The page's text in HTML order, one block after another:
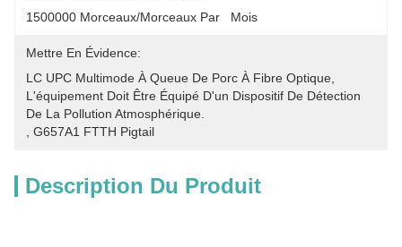
1500000 Morceaux/morceaux Par   Mois
Mettre En Évidence:
LC UPC Multimode À Queue De Porc À Fibre Optique
L'équipement Doit Être Équipé D'un Dispositif De Détection
De La Pollution Atmosphérique.
G657A1 FTTH Pigtail
Description Du Produit